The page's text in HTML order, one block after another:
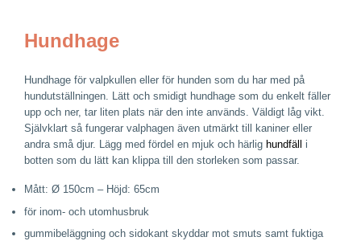
mängd
Hundhage
Hundhage för valpkullen eller för hunden som du har med på
hundutställningen. Lätt och smidigt hundhage som du enkelt fäller
upp och ner, tar liten plats när den inte används. Väldigt låg vikt.
Självklart så fungerar valphagen även utmärkt till kaniner eller
andra små djur. Lägg med fördel en mjuk och härlig hundfäll i
botten som du lätt kan klippa till den storleken som passar.
Mått: Ø 150cm – Höjd: 65cm
för inom- och utomhusbruk
gummibeläggning och sidokant skyddar mot smuts samt fuktiga